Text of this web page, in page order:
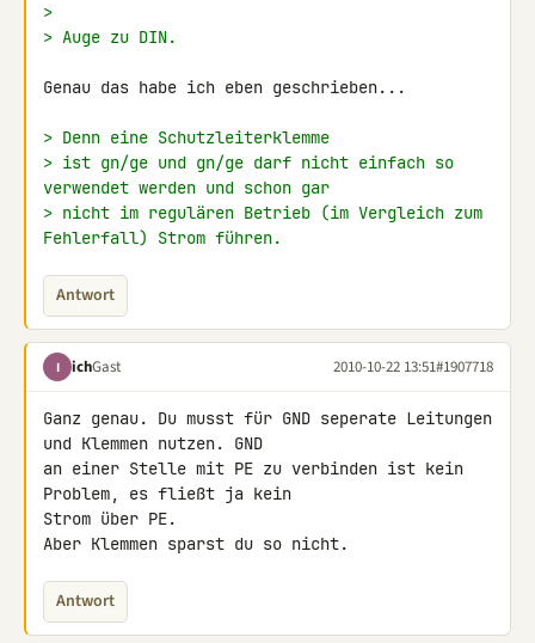
>
> Auge zu DIN.
Genau das habe ich eben geschrieben...
> Denn eine Schutzleiterklemme
> ist gn/ge und gn/ge darf nicht einfach so
verwendet werden und schon gar
> nicht im regulären Betrieb (im Vergleich zum
Fehlerfall) Strom führen.
Antwort
I ichGast 2010-10-22 13:51#1907718
Ganz genau. Du musst für GND seperate Leitungen
und Klemmen nutzen. GND
an einer Stelle mit PE zu verbinden ist kein
Problem, es fließt ja kein
Strom über PE.
Aber Klemmen sparst du so nicht.
Antwort